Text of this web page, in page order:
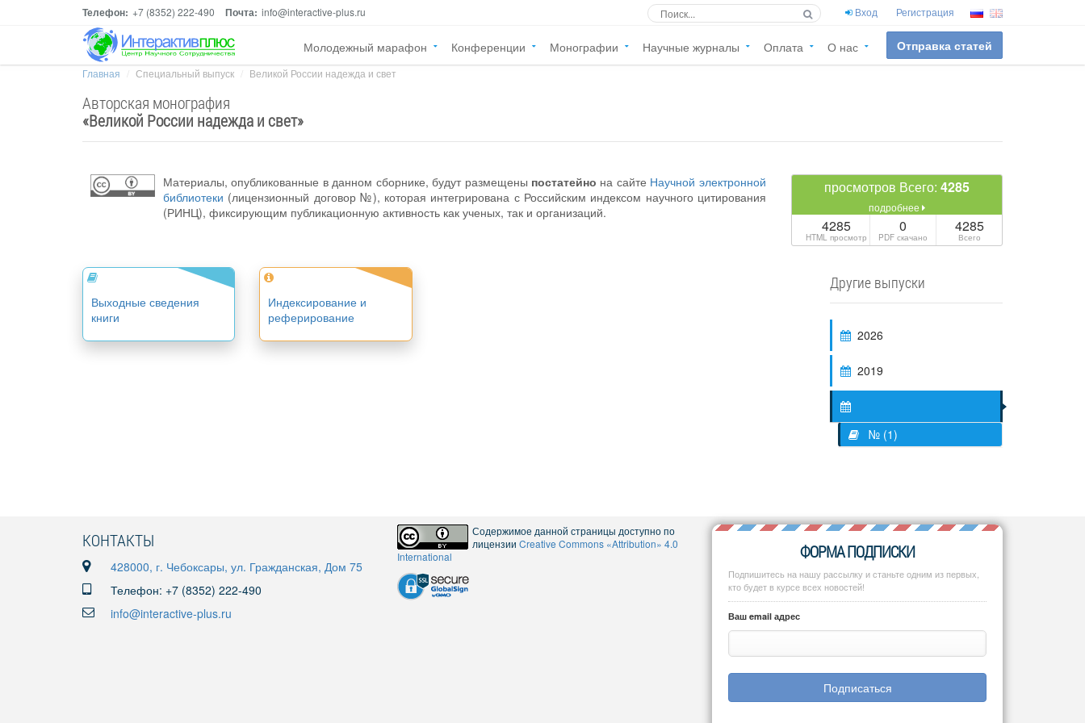
Телефон: +7 (8352) 222-490 Почта: info@interactive-plus.ru Вход Регистрация
Молодежный марафон Конференции Монографии Научные журналы Оплата О нас Отправка статей
Главная Специальный выпуск Великой России надежда и свет
Авторская монография
«Великой России надежда и свет»
Материалы, опубликованные в данном сборнике, будут размещены постатейно на сайте Научной электронной
библиотеки (лицензионный договор №), которая интегрирована с Российским индексом научного цитирования
(РИНЦ), фиксирующим публикационную активность как ученых, так и организаций.
Выходные сведения
книги
Индексирование и
реферирование
просмотров Всего: 4285
подробнее
4285
HTML просмотр
0
PDF скачано
4285
Всего
Другие выпуски
2026
2019
№ (1)
КОНТАКТЫ
428000, г. Чебоксары, ул. Гражданская, Дом 75
Телефон: +7 (8352) 222-490
info@interactive-plus.ru
Содержимое данной страницы доступно по
лицензии Creative Commons «Attribution» 4.0
International
ФОРМА ПОДПИСКИ
Подпишитесь на нашу рассылку и станьте одним из первых,
кто будет в курсе всех новостей!
Ваш email адрес
Подписаться